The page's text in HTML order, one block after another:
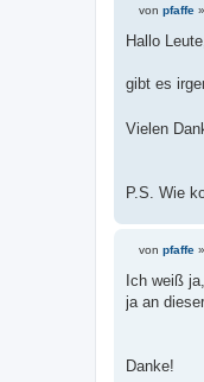
e
i
r
a
von pfaffe »
Hallo
gibt es
Vielen
P.S. Wie
e
i
von pfaffe »
Ich weiß
ja an
Danke!